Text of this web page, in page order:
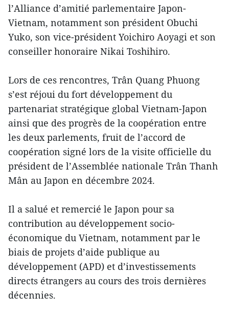
l’Alliance d’amitié parlementaire Japon-
Vietnam, notamment son président Obuchi
Yuko, son vice-président Yoichiro Aoyagi et son
conseiller honoraire Nikai Toshihiro.
Lors de ces rencontres, Trân Quang Phuong
s’est réjoui du fort développement du
partenariat stratégique global Vietnam-Japon
ainsi que des progrès de la coopération entre
les deux parlements, fruit de l’accord de
coopération signé lors de la visite officielle du
président de l’Assemblée nationale Trân Thanh
Mân au Japon en décembre 2024.
Il a salué et remercié le Japon pour sa
contribution au développement socio-
économique du Vietnam, notamment par le
biais de projets d’aide publique au
développement (APD) et d’investissements
directs étrangers au cours des trois dernières
décennies.